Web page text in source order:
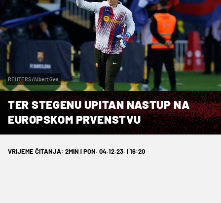
REUTERS/Albert Gea
TER STEGENU UPITAN NASTUP NA
EUROPSKOM PRVENSTVU
VRIJEME ČITANJA: 2MIN | PON. 04.12.23. | 16:20